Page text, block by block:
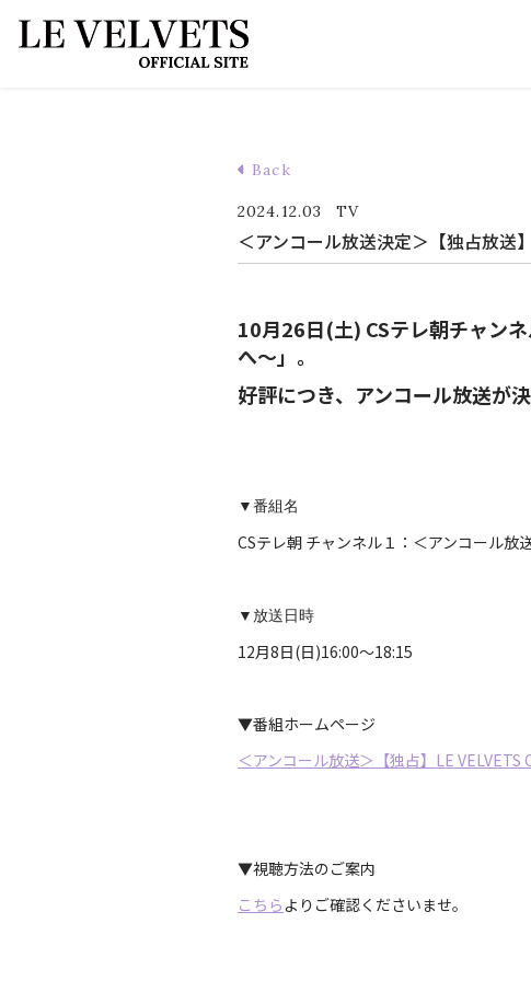
Back
2024.12.03 TV
＜アンコール放送決定＞【独占放送
10月26日(土) CSテレ朝チャン
へ～」。
好評につき、アンコール放送が
▼番組名
CSテレ朝 チャンネル１：＜アンコール放
▼放送日時
12月8日(日)16:00～18:15
▼番組ホームページ
＜アンコール放送＞【独占】LE
▼視聴方法のご案内
こちら よりご確認くださいませ。